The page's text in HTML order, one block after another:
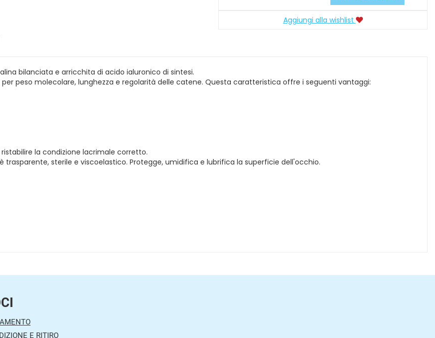
Aggiungi alla wishlist
bilanciata e arricchita di acido ialuronico di sintesi.
peso molecolare, lunghezza e regolarità delle catene. Questa caratteristica offre i seguenti vantaggi:
la condizione lacrimale corretto.
trasparente, sterile e viscoelastico. Protegge, umidifica e lubrifica la superficie dell'occhio.
E RITIRO